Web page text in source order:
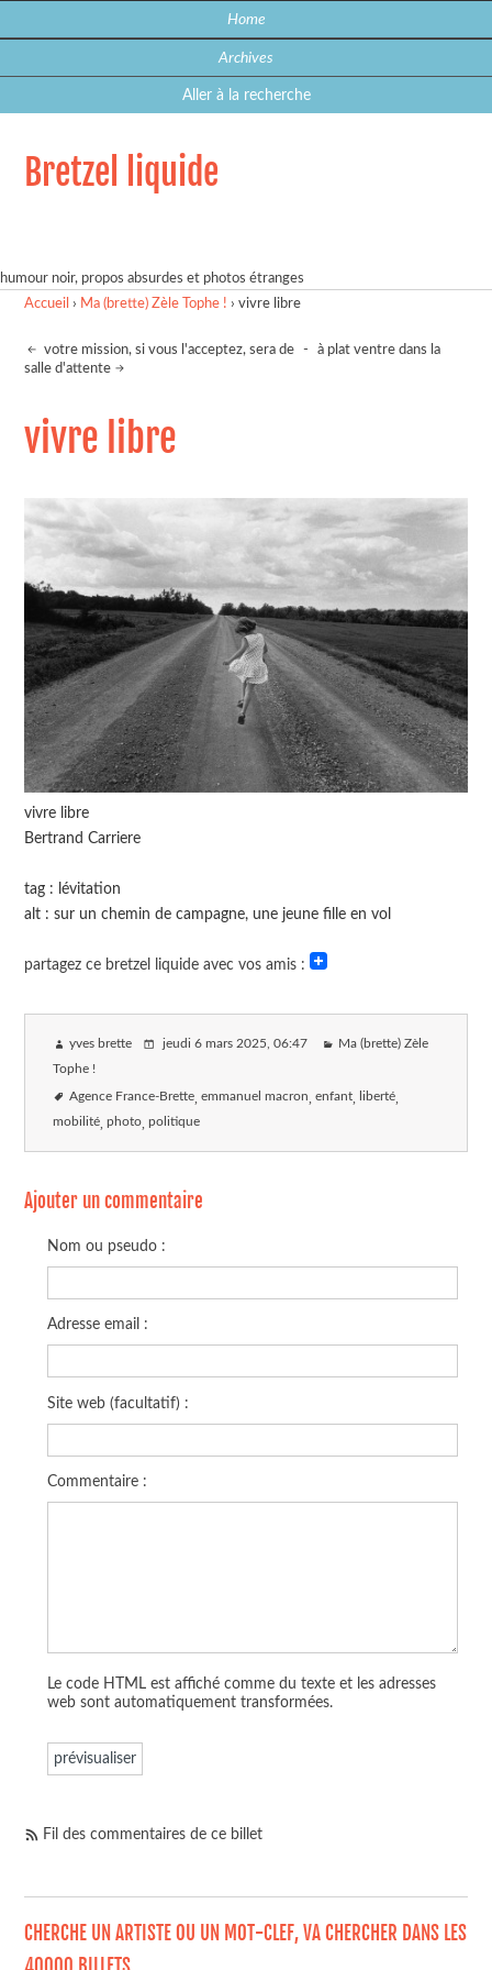
Home
Archives
Aller à la recherche
Bretzel liquide
humour noir, propos absurdes et photos étranges
Accueil › Ma (brette) Zèle Tophe ! ›vivre libre
votre mission, si vous l'acceptez, sera de -
à plat ventre dans la
salle d'attente
vivre libre
vivre libre
Bertrand Carriere
tag : lévitation
alt : sur un chemin de campagne, une jeune fille en vol
partagez ce bretzel liquide avec vos amis :
yves brette jeudi 6 mars 2025, 06:47 Ma (brette) Zèle
Tophe !
Agence France-Brette emmanuel macron enfant liberté
mobilité photo politique
Ajouter un commentaire
Nom ou pseudo :
Adresse email :
Site web (facultatif) :
Commentaire :
Le code HTML est affiché comme du texte et les adresses
web sont automatiquement transformées.
Fil des commentaires de ce billet
CHERCHE UN ARTISTE OU UN MOT-CLEF, VA CHERCHER DANS LES